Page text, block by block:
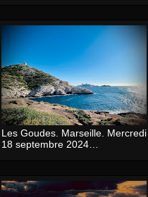
Les Goudes. Marseille. Mercredi
18 septembre 2024…